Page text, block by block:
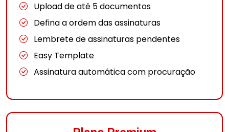
Upload de até 5 documentos
Defina a ordem das assinaturas
Lembrete de assinaturas pendentes
Easy Template
Assinatura automática com procuração